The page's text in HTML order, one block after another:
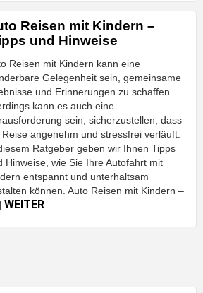
Reisen mit Kindern –
und Hinweise
Reisen mit Kindern kann eine
Gelegenheit sein, gemeinsame
und Erinnerungen zu schaffen.
kann es auch eine
sein, sicherzustellen, dass
angenehm und stressfrei verläuft.
Ratgeber geben wir Ihnen Tipps
Hinweise, wie Sie Ihre Autofahrt mit
entspannt und unterhaltsam
können. Auto Reisen mit Kindern –
WEITER